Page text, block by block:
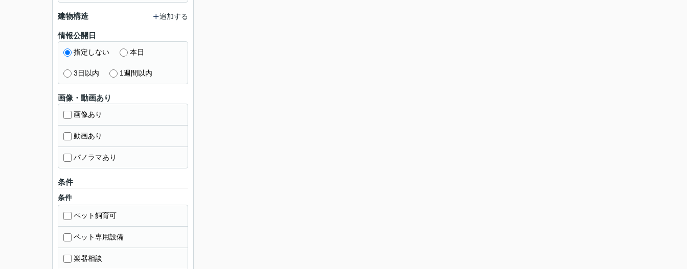
建物構造 追加する
情報公開日
指定しない 本日
3日以内 1週間以内
画像・動画あり
画像あり
動画あり
パノラマあり
条件
条件
ペット飼育可
ペット専用設備
楽器相談